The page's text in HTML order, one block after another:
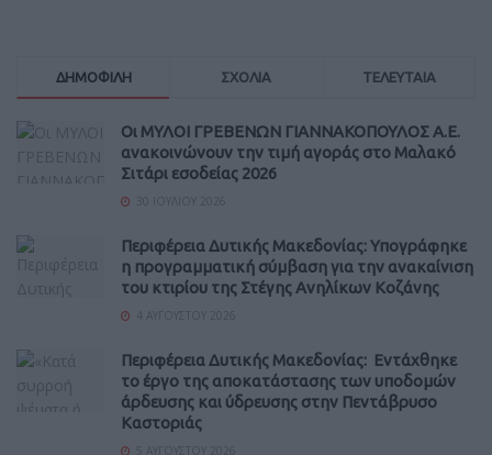
ΔΗΜΟΦΙΛΗ ΣΧΟΛΙΑ ΤΕΛΕΥΤΑΙΑ
Οι ΜΥΛΟΙ ΓΡΕΒΕΝΩΝ ΓΙΑΝΝΑΚΟΠΟΥΛΟΣ Α.Ε.
ανακοινώνουν την τιμή αγοράς στο Μαλακό
Σιτάρι εσοδείας 2026
Περιφέρεια Δυτικής Μακεδονίας: Υπογράφηκε
η προγραμματική σύμβαση για την ανακαίνιση
του κτιρίου της Στέγης Ανηλίκων Κοζάνης
Περιφέρεια Δυτικής Μακεδονίας: Εντάχθηκε
το έργο της αποκατάστασης των υποδομών
άρδευσης και ύδρευσης στην Πεντάβρυσο
Καστοριάς